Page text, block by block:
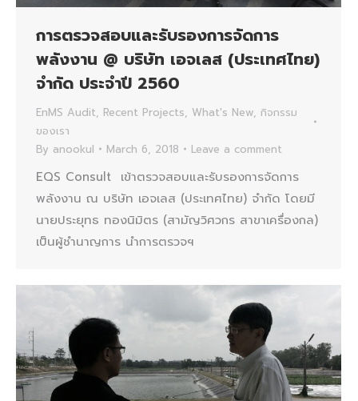
การตรวจสอบและรับรองการจัดการ
พลังงาน @ บริษัท เอจเลส (ประเทศไทย)
จำกัด ประจำปี 2560
EnMS Audit, Recent Projects, What's New, กิจกรรม
ของเรา
By anookul March 6, 2018 Leave a comment
EQS Consult เข้าตรวจสอบและรับรองการจัดการ
พลังงาน ณ บริษัท เอจเลส (ประเทศไทย) จำกัด โดยมี
นายประยุทธ ทองนิมิตร (สามัญวิศวกร สาขาเครื่องกล)
เป็นผู้ชำนาญการ นำการตรวจฯ